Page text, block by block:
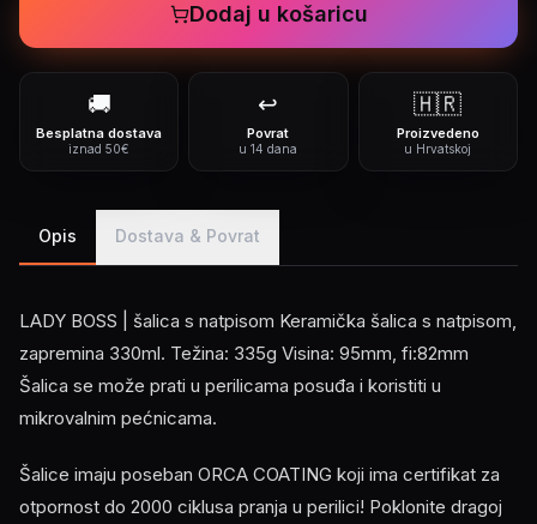
Dodaj u košaricu
🚚
Besplatna dostava
iznad 50€
↩️
Povrat
u 14 dana
🇭🇷
Proizvedeno
u Hrvatskoj
Opis Dostava & Povrat
LADY BOSS | šalica s natpisom Keramička šalica s natpisom,
zapremina 330ml. Težina: 335g Visina: 95mm, fi:82mm
Šalica se može prati u perilicama posuđa i koristiti u
mikrovalnim pećnicama.
Šalice imaju poseban ORCA COATING koji ima certifikat za
otpornost do 2000 ciklusa pranja u perilici! Poklonite dragoj